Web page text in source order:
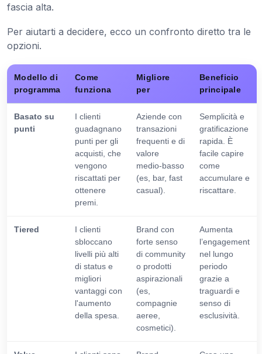
fascia alta.
Per aiutarti a decidere, ecco un confronto diretto tra le
opzioni.
Modello di
programma
Come
funziona
Migliore
per
Beneficio
principale
Basato su
punti
I clienti
guadagnano
punti per gli
acquisti, che
vengono
riscattati per
ottenere
premi.
Aziende con
transazioni
frequenti e di
valore
medio-basso
(es, bar, fast
casual).
Semplicità e
gratificazione
rapida. È
facile capire
come
accumulare e
riscattare.
Tiered
I clienti
sbloccano
livelli più alti
di status e
migliori
vantaggi con
l'aumento
della spesa.
Brand con
forte senso
di community
o prodotti
aspirazionali
(es,
compagnie
aeree,
cosmetici).
Aumenta
l’engagement
nel lungo
periodo
grazie a
traguardi e
senso di
esclusività.